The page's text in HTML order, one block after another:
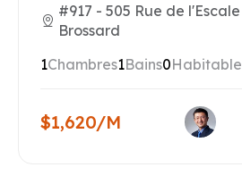
#917 - 505 Rue de l'Escale
Brossard
1Chambres1Bains0Habitable
$1,620/M